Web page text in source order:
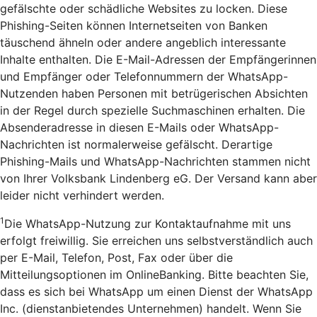
gefälschte oder schädliche Websites zu locken. Diese
Phishing-Seiten können Internetseiten von Banken
täuschend ähneln oder andere angeblich interessante
Inhalte enthalten. Die E-Mail-Adressen der Empfängerinnen
und Empfänger oder Telefonnummern der WhatsApp-
Nutzenden haben Personen mit betrügerischen Absichten
in der Regel durch spezielle Suchmaschinen erhalten. Die
Absenderadresse in diesen E-Mails oder WhatsApp-
Nachrichten ist normalerweise gefälscht. Derartige
Phishing-Mails und WhatsApp-Nachrichten stammen nicht
von Ihrer Volksbank Lindenberg eG. Der Versand kann aber
leider nicht verhindert werden.
1 Die WhatsApp-Nutzung zur Kontaktaufnahme mit uns
erfolgt freiwillig. Sie erreichen uns selbstverständlich auch
per E-Mail, Telefon, Post, Fax oder über die
Mitteilungsoptionen im OnlineBanking. Bitte beachten Sie,
dass es sich bei WhatsApp um einen Dienst der WhatsApp
Inc. (dienstanbietendes Unternehmen) handelt. Wenn Sie